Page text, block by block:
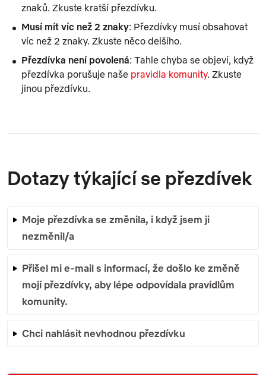
znaků. Zkuste kratší přezdívku.
Musí mít víc než 2 znaky: Přezdívky musí obsahovat
víc než 2 znaky. Zkuste něco delšího.
Přezdívka není povolená: Tahle chyba se objeví, když
přezdívka porušuje naše pravidla komunity. Zkuste
jinou přezdívku.
Dotazy týkající se přezdívek
Moje přezdívka se změnila, i když jsem ji
nezměnil/a
Přišel mi e-mail s informací, že došlo ke změně
mojí přezdívky, aby lépe odpovídala pravidlům
komunity.
Chci nahlásit nevhodnou přezdívku